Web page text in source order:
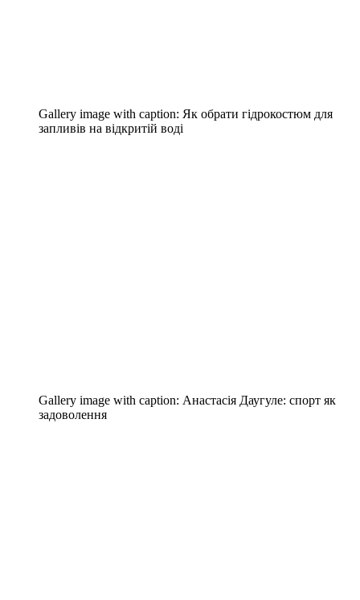
Gallery image with caption: Як обрати гідрокостюм для
запливів на відкритій воді
Gallery image with caption: Анастасія Даугуле: спорт як
задоволення